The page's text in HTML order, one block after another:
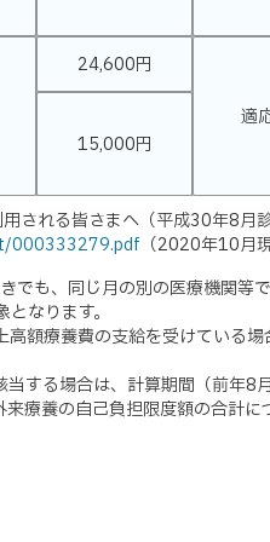
24,600円
適応
15,000円
される皆さまへ（平成30年8月
000333279.pdf （2020年10月
でも、同じ月の別の医療機関等
なります。
額療養費の支給を受けている場
する場合は、計算期間（前年8
療養の自己負担限度額の合計に